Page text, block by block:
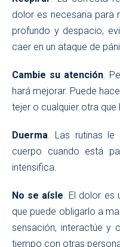
dolor es necesaria para
profundo y despacio,
caer en un ataque de
Cambie su atención .
hará mejorar. Puede
tejer o cualquier otra que
Duerma . Las rutinas
cuerpo cuando está
intensifica.
No se aísle . El dolor
que puede obligarlo a
sensación, interactúe y
tiempo con otras